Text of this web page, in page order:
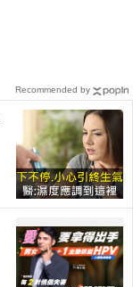
Recommended by